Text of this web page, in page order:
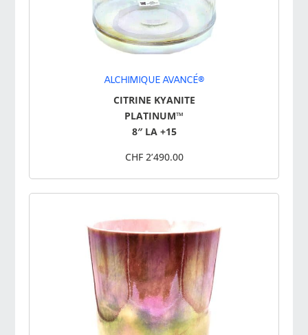
ALCHIMIQUE AVANCÉ®
CITRINE KYANITE
PLATINUM™
8″ LA +15
CHF 2’490.00